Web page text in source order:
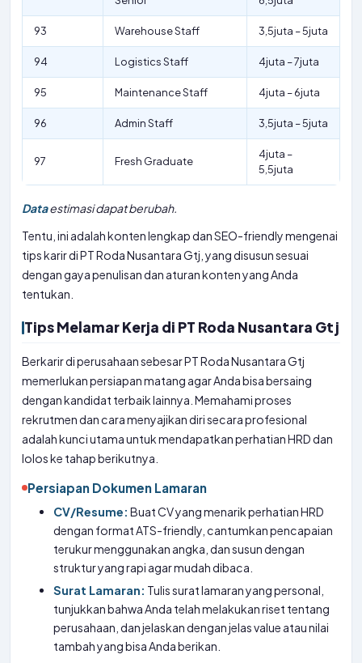
93 Warehouse Staff 3,5juta – 5juta
94 Logistics Staff 4juta – 7juta
95 Maintenance Staff 4juta – 6juta
96 Admin Staff 3,5juta – 5juta
97 Fresh Graduate
4juta –
5,5juta
Dataestimasi dapat berubah.
Tentu, ini adalah konten lengkap dan SEO-friendly mengenai
tips karir di PT Roda Nusantara Gtj, yang disusun sesuai
dengan gaya penulisan dan aturan konten yang Anda
tentukan.
Tips Melamar Kerja di PT Roda Nusantara Gtj
Berkarir di perusahaan sebesar PT Roda Nusantara Gtj
memerlukan persiapan matang agar Anda bisa bersaing
dengan kandidat terbaik lainnya. Memahami proses
rekrutmen dan cara menyajikan diri secara profesional
adalah kunci utama untuk mendapatkan perhatian HRD dan
lolos ke tahap berikutnya.
Persiapan Dokumen Lamaran
CV/Resume: Buat CV yang menarik perhatian HRD
dengan format ATS-friendly, cantumkan pencapaian
terukur menggunakan angka, dan susun dengan
struktur yang rapi agar mudah dibaca.
Surat Lamaran: Tulis surat lamaran yang personal,
tunjukkan bahwa Anda telah melakukan riset tentang
perusahaan, dan jelaskan dengan jelas value atau nilai
tambah yang bisa Anda berikan.